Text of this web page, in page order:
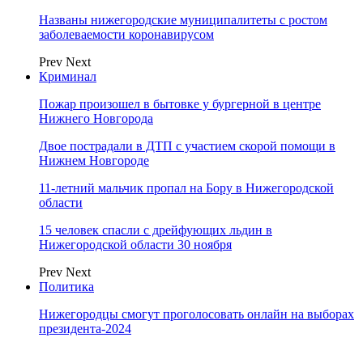
Названы нижегородские муниципалитеты с ростом
заболеваемости коронавирусом
Prev Next
Криминал
Пожар произошел в бытовке у бургерной в центре
Нижнего Новгорода
Двое пострадали в ДТП с участием скорой помощи в
Нижнем Новгороде
11-летний мальчик пропал на Бору в Нижегородской
области
15 человек спасли с дрейфующих льдин в
Нижегородской области 30 ноября
Prev Next
Политика
Нижегородцы смогут проголосовать онлайн на выборах
президента-2024